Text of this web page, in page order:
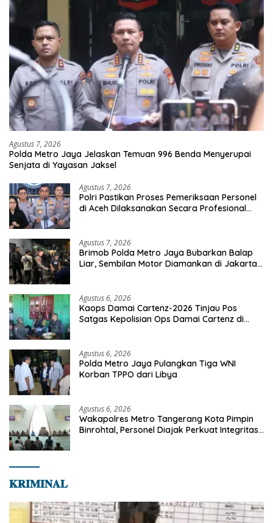
Agustus 7, 2026
Polda Metro Jaya Jelaskan Temuan 996 Benda Menyerupai
Senjata di Yayasan Jaksel
Agustus 7, 2026
Polri Pastikan Proses Pemeriksaan Personel
di Aceh Dilaksanakan Secara Profesional
Agustus 7, 2026
Brimob Polda Metro Jaya Bubarkan Balap
Liar, Sembilan Motor Diamankan di Jakarta
Agustus 6, 2026
Kaops Damai Cartenz-2026 Tinjau Pos
Satgas Kepolisian Ops Damai Cartenz di
Agustus 6, 2026
Polda Metro Jaya Pulangkan Tiga WNI
Korban TPPO dari Libya
Agustus 6, 2026
Wakapolres Metro Tangerang Kota Pimpin
Binrohtal, Personel Diajak Perkuat Integritas
𝐊𝐑𝐈𝐌𝐈𝐍𝐀𝐋